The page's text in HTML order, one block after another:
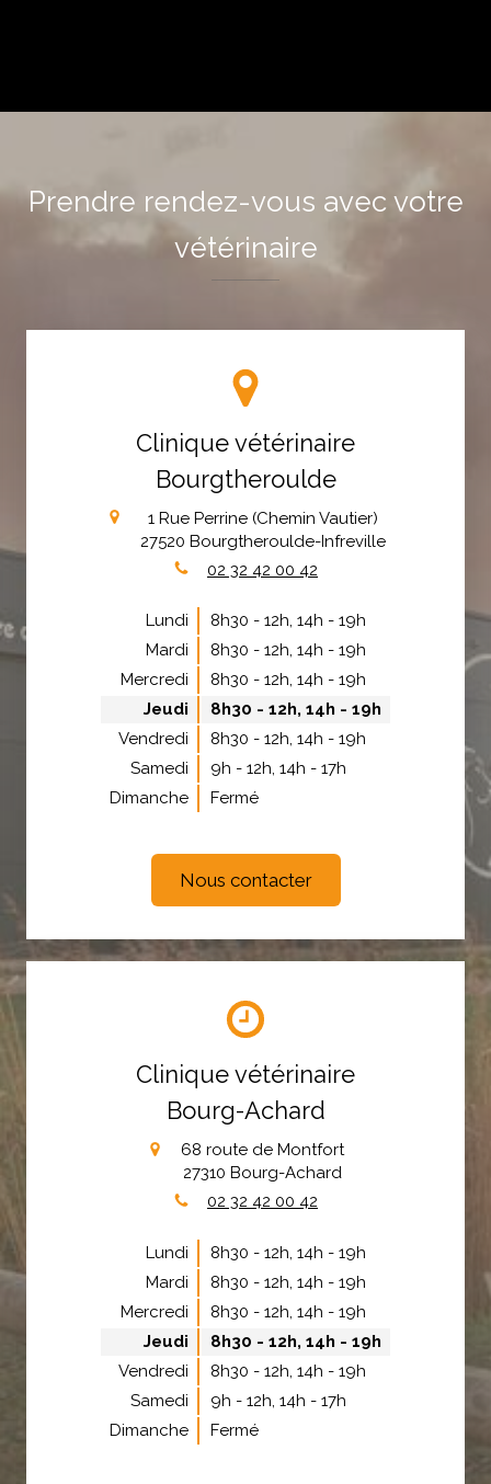
Prendre rendez-vous avec votre
vétérinaire
Clinique vétérinaire
Bourgtheroulde
1 Rue Perrine (Chemin Vautier)
27520 Bourgtheroulde-Infreville
02 32 42 00 42
Lundi 8h30 - 12h, 14h - 19h
Mardi
8h30 - 12h, 14h - 19h
Mercredi
8h30 - 12h, 14h - 19h
Jeudi
8h30 - 12h, 14h - 19h
Vendredi
8h30 - 12h, 14h - 19h
Samedi
9h - 12h, 14h - 17h
Dimanche
Fermé
Nous contacter
Clinique vétérinaire
Bourg-Achard
68 route de Montfort
27310 Bourg-Achard
02 32 42 00 42
Lundi 8h30 - 12h, 14h - 19h
Mardi
8h30 - 12h, 14h - 19h
Mercredi
8h30 - 12h, 14h - 19h
Jeudi
8h30 - 12h, 14h - 19h
Vendredi
8h30 - 12h, 14h - 19h
Samedi
9h - 12h, 14h - 17h
Dimanche
Fermé